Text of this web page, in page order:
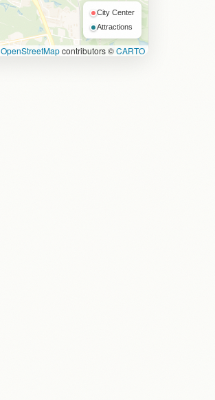
City Center
Attractions
OpenStreetMapcontributors ©CARTO